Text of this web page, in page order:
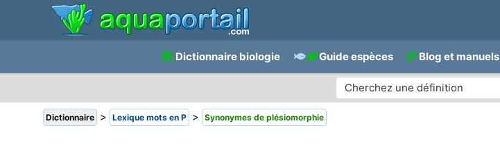
Dictionnaire biologie Guide espèces Blog et manuels
Dictionnaire > Lexique mots en P > Synonymes de plésiomorphie